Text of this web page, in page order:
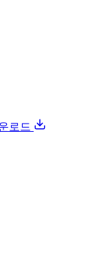
로드